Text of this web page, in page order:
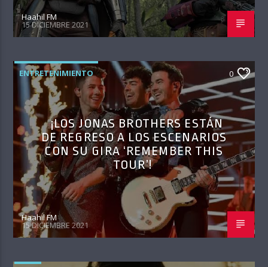
Haahil FM
15 DICIEMBRE 2021
ENTRETENIMIENTO 0
¡LOS JONAS BROTHERS ESTÁN
DE REGRESO A LOS ESCENARIOS
CON SU GIRA ‘REMEMBER THIS
TOUR’!
Haahil FM
15 DICIEMBRE 2021